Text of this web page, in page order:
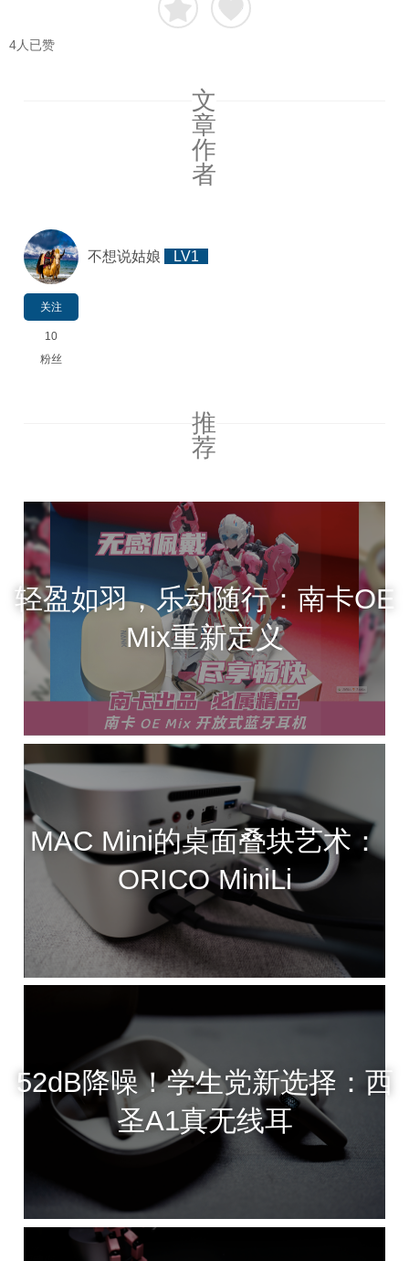
4人已赞
文
章
作
者
关注
10
粉丝
不想说姑娘 LV1
推
荐
轻盈如羽，乐动随行：南卡OE
Mix重新定义
MAC Mini的桌面叠块艺术：
ORICO MiniLi
52dB降噪！学生党新选择：西
圣A1真无线耳